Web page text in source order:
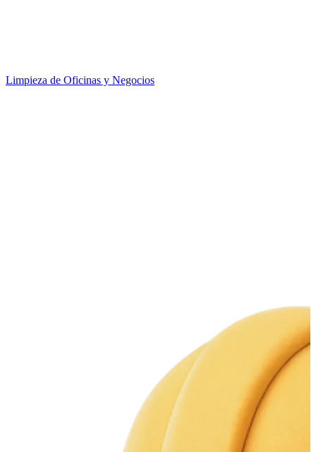
Limpieza de Oficinas y Negocios